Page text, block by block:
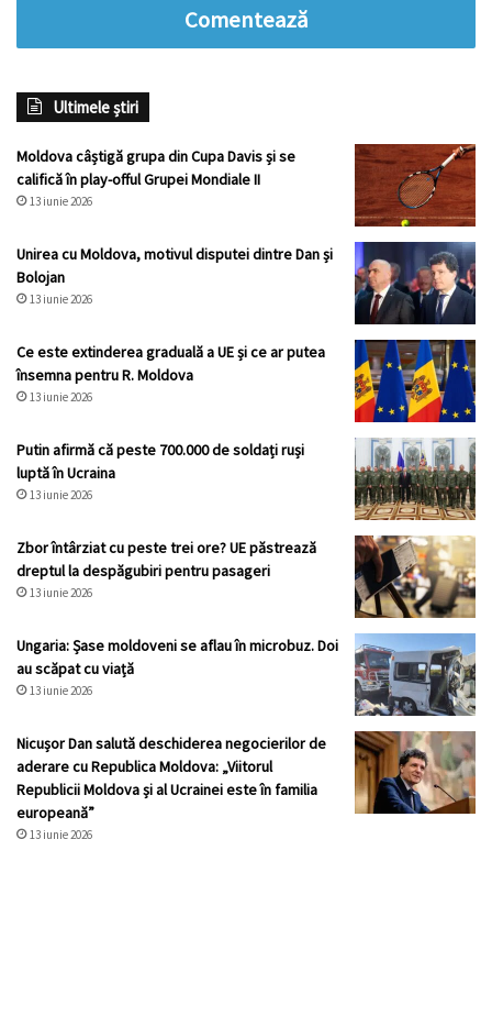
Comentează
Ultimele știri
Moldova câștigă grupa din Cupa Davis și se
califică în play-offul Grupei Mondiale II
13 iunie 2026
Unirea cu Moldova, motivul disputei dintre Dan și
Bolojan
13 iunie 2026
Ce este extinderea graduală a UE și ce ar putea
însemna pentru R. Moldova
13 iunie 2026
Putin afirmă că peste 700.000 de soldați ruși
luptă în Ucraina
13 iunie 2026
Zbor întârziat cu peste trei ore? UE păstrează
dreptul la despăgubiri pentru pasageri
13 iunie 2026
Ungaria: Șase moldoveni se aflau în microbuz. Doi
au scăpat cu viață
13 iunie 2026
Nicușor Dan salută deschiderea negocierilor de
aderare cu Republica Moldova: „Viitorul
Republicii Moldova și al Ucrainei este în familia
europeană”
13 iunie 2026